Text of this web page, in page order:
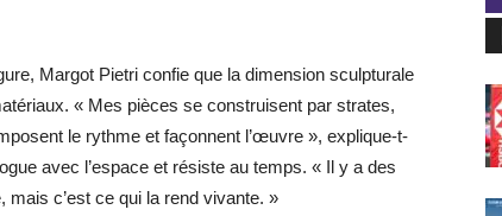
Margot Pietri confie que la dimension sculpturale
« Mes pièces se construisent par strates,
le rythme et façonnent l’œuvre », explique-t-
avec l’espace et résiste au temps. « Il y a des
mais c’est ce qui la rend vivante. »